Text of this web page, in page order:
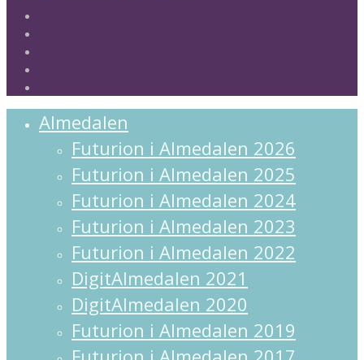
Almedalen
Futurion i Almedalen 2026
Futurion i Almedalen 2025
Futurion i Almedalen 2024
Futurion i Almedalen 2023
Futurion i Almedalen 2022
DigitAlmedalen 2021
DigitAlmedalen 2020
Futurion i Almedalen 2019